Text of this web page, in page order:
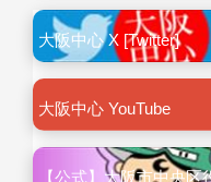
大阪中心 X [Twitter]
大阪中心 YouTube
【公式】大阪市中央区